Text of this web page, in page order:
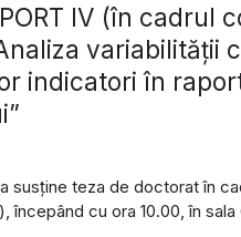
IV (în
variabilităţii
indicatori în
susține teza de doctorat în
începând cu ora 10.00, în sala